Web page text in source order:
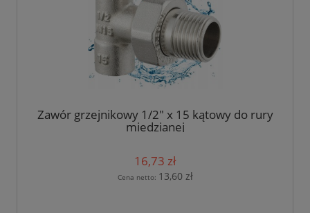
Zawór grzejnikowy 1/2" x 15 kątowy do rury
miedzianej
16,73 zł
Cena netto: 13,60 zł